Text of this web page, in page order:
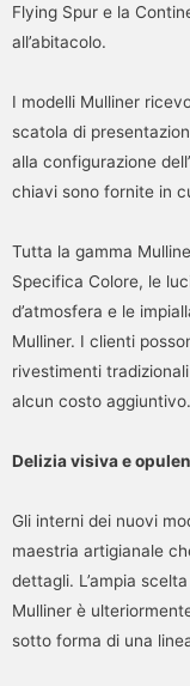
Flying Spur e la
all’abitacolo.
I modelli Mulliner
scatola di
alla configurazione
chiavi sono fornite in
Tutta la gamma
Specifica Colore, le
d’atmosfera e le
Mulliner. I clienti
rivestimenti
alcun costo aggiuntivo.
Delizia visiva e
Gli interni dei nuovi
maestria artigianale
dettagli. L’ampia
Mulliner è
sotto forma di una